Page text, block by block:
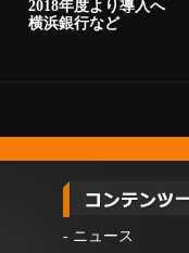
2018年度より導入へ
横浜銀行など
- ニュース